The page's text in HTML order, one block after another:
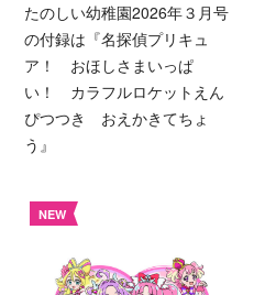
たのしい幼稚園2026年３月号
の付録は『名探偵プリキュ
ア！ おほしさまいっぱ
い！ カラフルロケットえん
ぴつつき おえかきてちょ
う』
NEW